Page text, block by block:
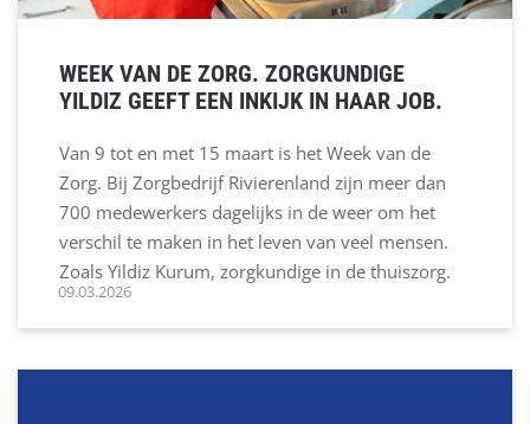
WEEK VAN DE ZORG. ZORGKUNDIGE
YILDIZ GEEFT EEN INKIJK IN HAAR JOB.
Van 9 tot en met 15 maart is het Week van de
Zorg. Bij Zorgbedrijf Rivierenland zijn meer dan
700 medewerkers dagelijks in de weer om het
verschil te maken in het leven van veel mensen.
Zoals Yildiz Kurum, zorgkundige in de thuiszorg.
09.03.2026